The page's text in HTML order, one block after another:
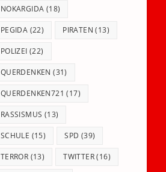
NOKARGIDA (18)
PEGIDA (22) PIRATEN (13)
POLIZEI (22)
QUERDENKEN (31)
QUERDENKEN721 (17)
RASSISMUS (13)
SCHULE (15) SPD (39)
TERROR (13) TWITTER(16)